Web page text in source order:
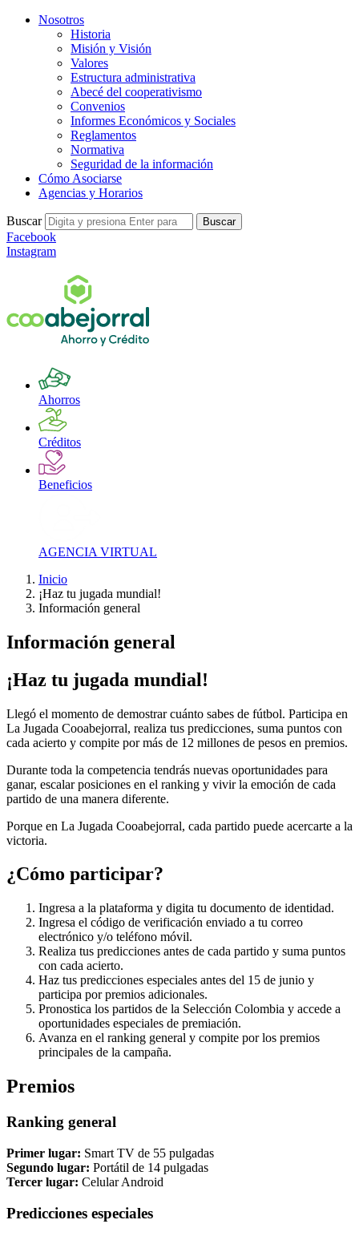
Nosotros
Historia
Misión y Visión
Valores
Estructura administrativa
Abecé del cooperativismo
Convenios
Informes Económicos y Sociales
Reglamentos
Normativa
Seguridad de la información
Cómo Asociarse
Agencias y Horarios
Buscar Buscar
Facebook
Instagram
Ahorros
Créditos
Beneficios
AGENCIA VIRTUAL
Inicio
¡Haz tu jugada mundial!
Información general
Información general
¡Haz tu jugada mundial!
Llegó el momento de demostrar cuánto sabes de fútbol. Participa en
La Jugada Cooabejorral, realiza tus predicciones, suma puntos con
cada acierto y compite por más de 12 millones de pesos en premios.
Durante toda la competencia tendrás nuevas oportunidades para
ganar, escalar posiciones en el ranking y vivir la emoción de cada
partido de una manera diferente.
Porque en La Jugada Cooabejorral, cada partido puede acercarte a la
victoria.
¿Cómo participar?
Ingresa a la plataforma y digita tu documento de identidad.
Ingresa el código de verificación enviado a tu correo
electrónico y/o teléfono móvil.
Realiza tus predicciones antes de cada partido y suma puntos
con cada acierto.
Haz tus predicciones especiales antes del 15 de junio y
participa por premios adicionales.
Pronostica los partidos de la Selección Colombia y accede a
oportunidades especiales de premiación.
Avanza en el ranking general y compite por los premios
principales de la campaña.
Premios
Ranking general
Primer lugar: Smart TV de 55 pulgadas
Segundo lugar: Portátil de 14 pulgadas
Tercer lugar: Celular Android
Predicciones especiales